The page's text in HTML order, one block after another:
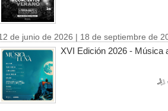
de junio de 2026 | 18 de septiembre de
XVI Edición 2026 - Música